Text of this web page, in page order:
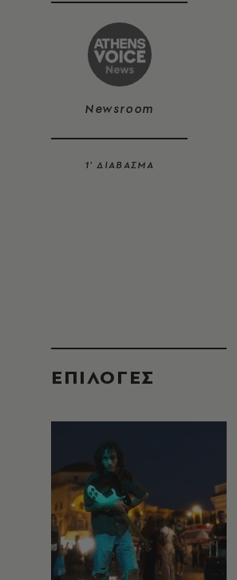
Newsroom
1’ ΔΙΑΒΑΣΜΑ
EΠΙΛΟΓΈΣ